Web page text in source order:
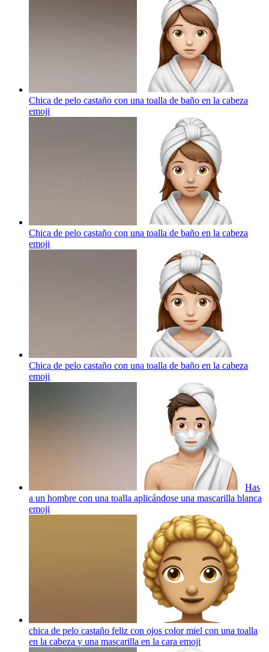
Chica de pelo castaño con una toalla de baño en la cabeza
emoji
Chica de pelo castaño con una toalla de baño en la cabeza
emoji
Chica de pelo castaño con una toalla de baño en la cabeza
emoji
Has
a un hombre con una toalla aplicándose una mascarilla blanca
emoji
chica de pelo castaño feliz con ojos color miel con una toalla
en la cabeza y una mascarilla en la cara emoji